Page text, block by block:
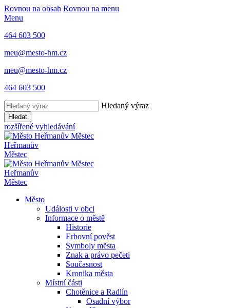
Rovnou na obsah Rovnou na menu
Menu
464 603 500
meu@mesto-hm.cz
meu@mesto-hm.cz
464 603 500
Hledaný výraz
Hledat
rozšířené vyhledávání
Heřmanův
Městec
Heřmanův
Městec
Město
Události v obci
Informace o městě
Historie
Erbovní pověst
Symboly města
Znak a právo pečeti
Současnost
Kronika města
Místní části
Chotěnice a Radlín
Osadní výbor